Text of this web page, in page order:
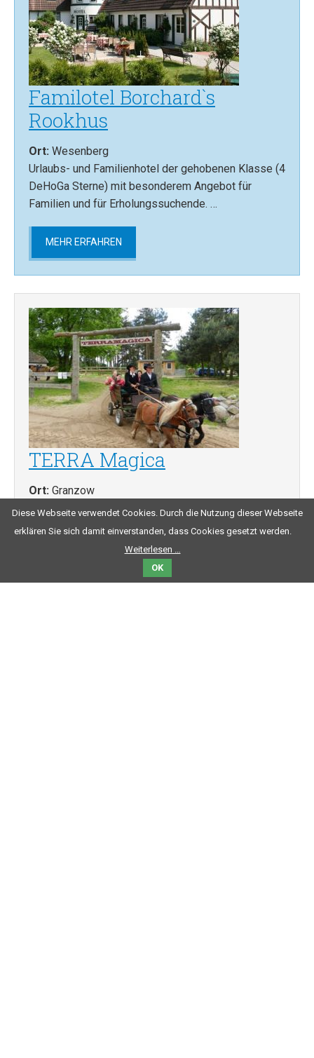
Diese Webseite verwendet Cookies. Durch die Nutzung dieser Webseite
erklären Sie sich damit einverstanden, dass Cookies gesetzt werden.
Weiterlesen …
OK
Familotel Borchard`s
Rookhus
Wesenberg
Urlaubs- und Familienhotel der gehobenen Klasse (4
DeHoGa Sterne) mit besonderem Angebot für
Familien und für Erholungssuchende. …
MEHR ERFAHREN
TERRA Magica
Granzow
TERRA Magica ist ein Reiterhof mit Minifreizeitpark.
Man kann Kremserfahrten unternehmen, Elektro- Go-
Karts ausleihen. Eis und …
MEHR ERFAHREN